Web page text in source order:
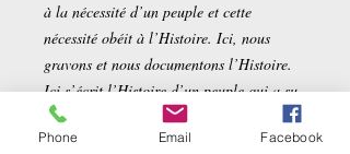
à la nécessité d’un peuple et cette
nécessité obéit à l’Histoire. Ici, nous
gravons et nous documentons l’Histoire.
Ici s’écrit l’Histoire d’un peuple qui a su
dire NON et désobéir quand tout le
poussait à la soumission. Ici s’écrit
Phone Email Facebook